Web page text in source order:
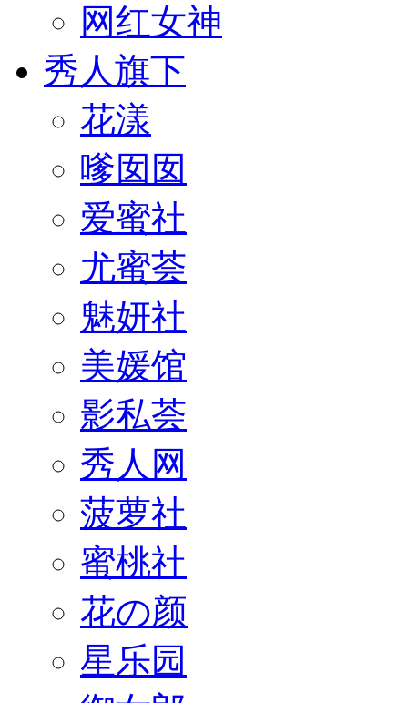
网红女神
秀人旗下
花漾
嗲囡囡
爱蜜社
尤蜜荟
魅妍社
美媛馆
影私荟
秀人网
菠萝社
蜜桃社
花の颜
星乐园